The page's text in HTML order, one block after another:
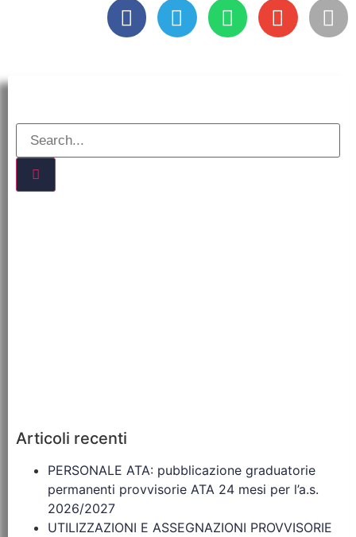
Articoli recenti
PERSONALE ATA: pubblicazione graduatorie
permanenti provvisorie ATA 24 mesi per l’a.s.
2026/2027
UTILIZZAZIONI E ASSEGNAZIONI PROVVISORIE